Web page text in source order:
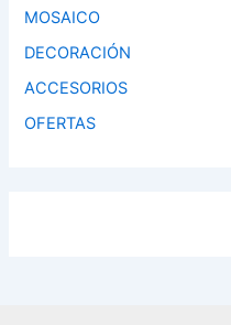
MOSAICO
DECORACIÓN
ACCESORIOS
OFERTAS